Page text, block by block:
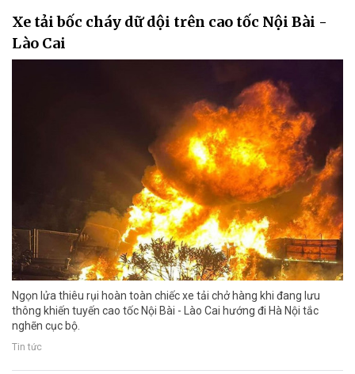
Xe tải bốc cháy dữ dội trên cao tốc Nội Bài -
Lào Cai
Ngọn lửa thiêu rụi hoàn toàn chiếc xe tải chở hàng khi đang lưu
thông khiến tuyến cao tốc Nội Bài - Lào Cai hướng đi Hà Nội tắc
nghẽn cục bộ.
Tin tức